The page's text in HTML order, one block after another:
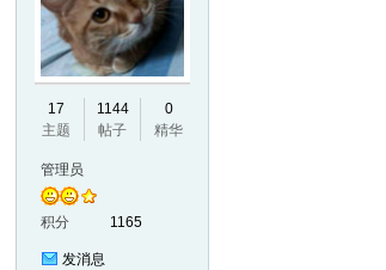
17
主题
1144
帖子
0
精华
管理员
积分 1165
发消息